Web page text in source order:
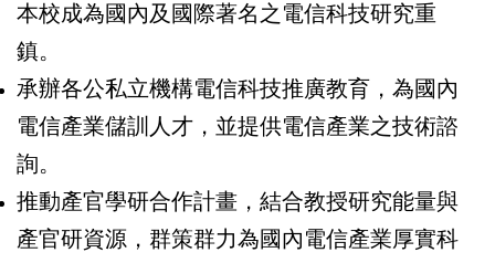
本校成為國內及國際著名之電信科技研究重
鎮。
承辦各公私立機構電信科技推廣教育，為國內
電信產業儲訓人才，並提供電信產業之技術諮
詢。
推動產官學研合作計畫，結合教授研究能量與
產官研資源，群策群力為國內電信產業厚實科